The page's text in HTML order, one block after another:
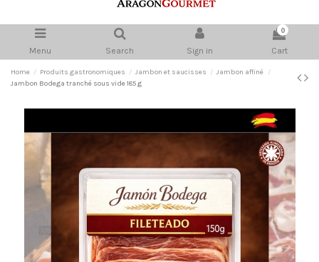
Menu Search Sign in
0
Cart
Home Produits gastronomiques Jambon et saucisses
Jambon affiné
Jambon Bodega tranché sous vide 185 g